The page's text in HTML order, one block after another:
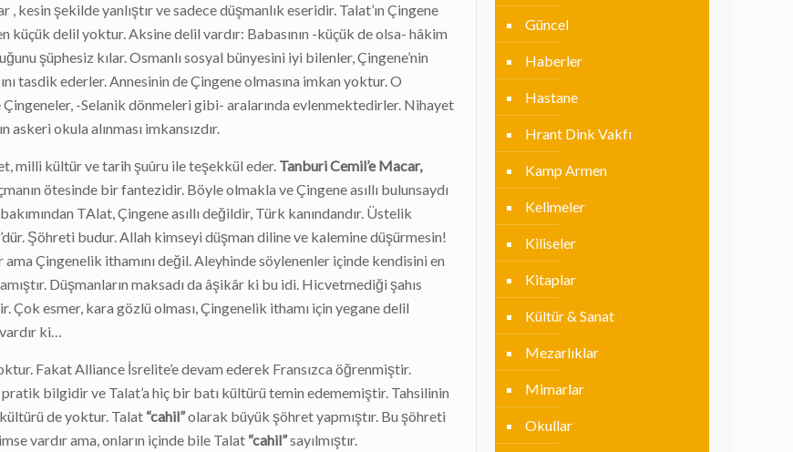
kesin şekilde yanlıştır ve sadece düşmanlık eseridir. Talat’ın Çingene
küçük delil yoktur. Aksine delil vardır: Babasının -küçük de olsa- hâkim
şüphesiz kılar. Osmanlı sosyal bünyesini iyi bilenler, Çingene’nin
tasdik ederler. Annesinin de Çingene olmasına imkan yoktur. O
Çingeneler, -Selanik dönmeleri gibi- aralarında evlenmektedirler. Nihayet
okula alınması imkansızdır.
milli kültür ve tarih şuûru ile teşekkül eder. Tanburi Cemil’e Macar,
ötesinde bir fantezidir. Böyle olmakla ve Çingene asıllı bulunsaydı
TAlat, Çingene asıllı değildir, Türk kanındandır. Üstelik
Şöhreti budur. Allah kimseyi düşman diline ve kalemine düşürmesin!
Çingenelik ithamını değil. Aleyhinde söylenenler içinde kendisini en
Düşmanların maksadı da âşikâr ki bu idi. Hicvetmediği şahıs
Çok esmer, kara gözlü olması, Çingenelik ithamı için yegane delil
ki…
Fakat Alliance İsrelite’e devam ederek Fransızca öğrenmiştir.
bilgidir ve Talat’a hiç bir batı kültürü temin edememiştir. Tahsilinin
kültürü de yoktur. Talat “cahil”olarak büyük şöhret yapmıştır. Bu şöhreti
vardır ama, onların içinde bile Talat “cahil”sayılmıştır.
Güncel
Haberler
Hastane
Hrant Dink Vakfı
Kamp Armen
Kelimeler
Kiliseler
Kitaplar
Kültür & Sanat
Mezarlıklar
Mimarlar
Okullar